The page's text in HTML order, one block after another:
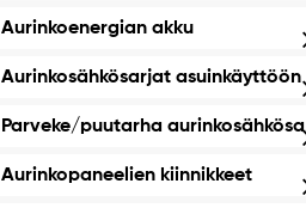
Aurinkoenergian akku
Aurinkosähkösarjat asuinkäyttöön
Parveke/puutarha aurinkosähkösarjat
Aurinkopaneelien kiinnikkeet